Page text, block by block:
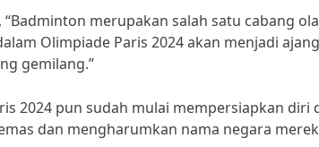
merupakan salah satu cabang
Olimpiade Paris 2024 akan menjadi
gemilang.”
2024 pun sudah mulai mempersiapkan diri
dan mengharumkan nama negara